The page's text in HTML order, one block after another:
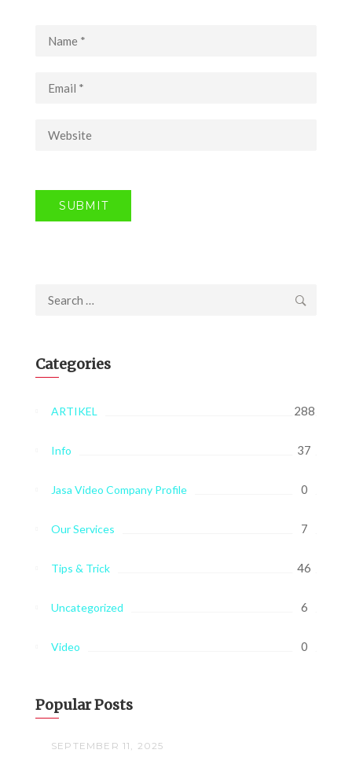
Search
Categories
ARTIKEL 288
Info 37
Jasa Video Company Profile 0
Our Services 7
Tips & Trick 46
Uncategorized 6
Video 0
Popular Posts
SEPTEMBER 11, 2025